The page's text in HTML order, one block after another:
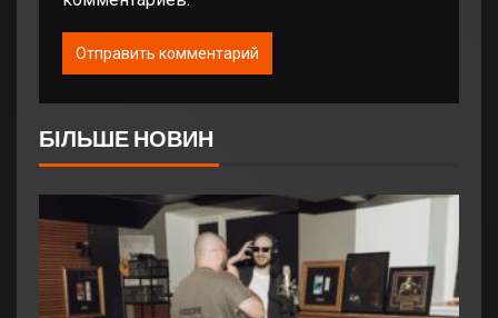
БІЛЬШЕ НОВИН